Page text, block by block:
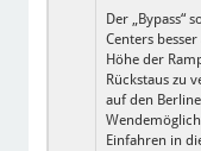
Der „Bypass“
Centers
Höhe der
Rückstaus zu
auf den
Einfahren in